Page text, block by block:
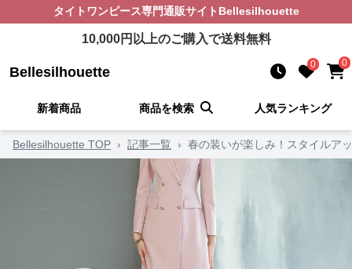
タイトワンピース専門通販サイト Bellesilhouette
10,000円以上のご購入で送料無料
Bellesilhouette 0 0
新着商品 商品を検索 人気ランキング
Bellesilhouette TOP › 記事一覧 › 春の装いが楽しみ！スタイルア